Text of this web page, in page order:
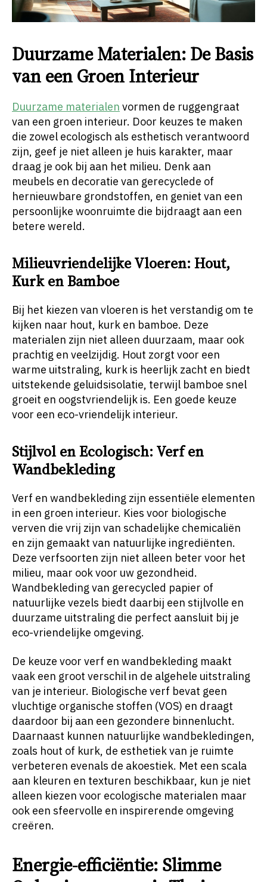
Duurzame Materialen: De Basis
van een Groen Interieur
Duurzame materialen vormen de ruggengraat
van een groen interieur. Door keuzes te maken
die zowel ecologisch als esthetisch verantwoord
zijn, geef je niet alleen je huis karakter, maar
draag je ook bij aan het milieu. Denk aan
meubels en decoratie van gerecyclede of
hernieuwbare grondstoffen, en geniet van een
persoonlijke woonruimte die bijdraagt aan een
betere wereld.
Milieuvriendelijke Vloeren: Hout,
Kurk en Bamboe
Bij het kiezen van vloeren is het verstandig om te
kijken naar hout, kurk en bamboe. Deze
materialen zijn niet alleen duurzaam, maar ook
prachtig en veelzijdig. Hout zorgt voor een
warme uitstraling, kurk is heerlijk zacht en biedt
uitstekende geluidsisolatie, terwijl bamboe snel
groeit en oogstvriendelijk is. Een goede keuze
voor een eco-vriendelijk interieur.
Stijlvol en Ecologisch: Verf en
Wandbekleding
Verf en wandbekleding zijn essentiële elementen
in een groen interieur. Kies voor biologische
verven die vrij zijn van schadelijke chemicaliën
en zijn gemaakt van natuurlijke ingrediënten.
Deze verfsoorten zijn niet alleen beter voor het
milieu, maar ook voor uw gezondheid.
Wandbekleding van gerecycled papier of
natuurlijke vezels biedt daarbij een stijlvolle en
duurzame uitstraling die perfect aansluit bij je
eco-vriendelijke omgeving.
De keuze voor verf en wandbekleding maakt
vaak een groot verschil in de algehele uitstraling
van je interieur. Biologische verf bevat geen
vluchtige organische stoffen (VOS) en draagt
daardoor bij aan een gezondere binnenlucht.
Daarnaast kunnen natuurlijke wandbekledingen,
zoals hout of kurk, de esthetiek van je ruimte
verbeteren evenals de akoestiek. Met een scala
aan kleuren en texturen beschikbaar, kun je niet
alleen kiezen voor ecologische materialen maar
ook een sfeervolle en inspirerende omgeving
creëren.
Energie-efficiëntie: Slimme